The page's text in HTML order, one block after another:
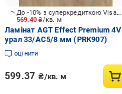
569.40₴/кв. м
До -10% з суперкредиткою Visa Вигода
Ламінат AGT Effect Premium 4V
урал 33/АС5/8 мм (PRK907)
оцінити
599.37 ₴/кв. м